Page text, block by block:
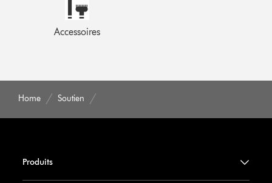
Accessoires
Home Soutien
Produits